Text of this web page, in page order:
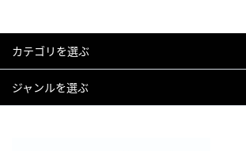
カテゴリを選ぶ
ジャンルを選ぶ